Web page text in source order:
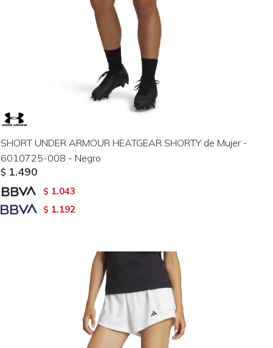
SHORT UNDER ARMOUR HEATGEAR SHORTY de Mujer -
6010725-008 - Negro
$ 1.490
$ 1.043
$ 1.192